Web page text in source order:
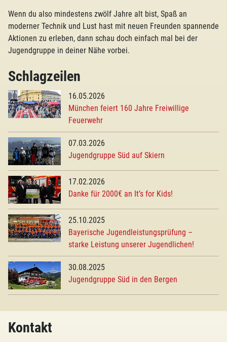
Wenn du also mindestens zwölf Jahre alt bist, Spaß an
moderner Technik und Lust hast mit neuen Freunden spannende
Aktionen zu erleben, dann schau doch einfach mal bei der
Jugendgruppe in deiner Nähe vorbei.
Schlagzeilen
16.05.2026
München feiert 160 Jahre Freiwillige
Feuerwehr
07.03.2026
Jugendgruppe Süd auf Skiern
17.02.2026
Danke für 2000€ an It’s for Kids!
25.10.2025
Bayerische Jugendleistungsprüfung –
starke Leistung unserer Jugendlichen!
30.08.2025
Jugendgruppe Süd in den Bergen
Kontakt